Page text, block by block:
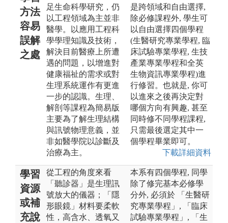
方法
容易
誤解
之處
足生命科學研究，仍
以工程領域為主並非
醫學。以應用工程科
學學理知識及技術，
解決目前醫療上所遭
遇的問題，以增進對
健康福祉的需求或對
生理系統運作有更進
一步的認識。生理、
解剖等課程為簡易版
主要為了解生理結構
與訊號物理意義，並
非如醫學院以診斷及
治療為主。
是跨領域和自由選擇,
除必修課程外, 學生可
以自由選擇四個學程
(生醫研究專業學程, 臨
床試驗專業學程, 生技
產業專業學程和全英
生物資訊專業學程)進
行修習。也就是, 你可
以進來之後再決定對
哪個方向有興趣, 甚至
同時修不同學程課程,
只需最後選定其中一
個學程畢業即可。
下載詳細資料
學習
資源
或補
充說
從工程的角度來看
「聽診器」是生理訊
號放大的儀器；「隱
形眼鏡」材料要柔軟
性，高含水、透氧又
本系有四個學程, 同學
除了修完基本必修學
分外, 必須於 「生醫研
究專業學程」, 「臨床
試驗專業學程」, 「生